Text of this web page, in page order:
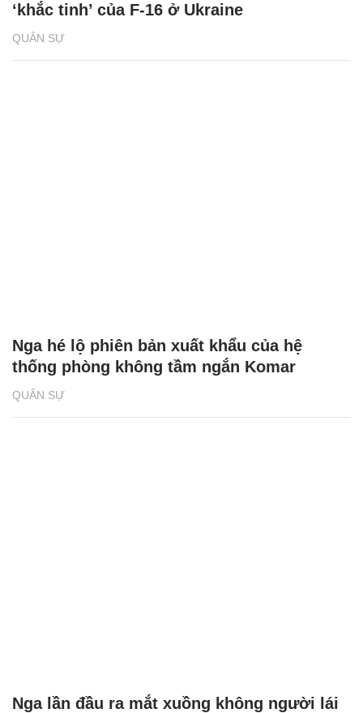
QUÂN SỰ
‘khắc tinh’ của F-16 ở Ukraine
QUÂN SỰ
Nga hé lộ phiên bản xuất khẩu của hệ
thống phòng không tầm ngắn Komar
Nga lần đầu ra mắt xuồng không người lái